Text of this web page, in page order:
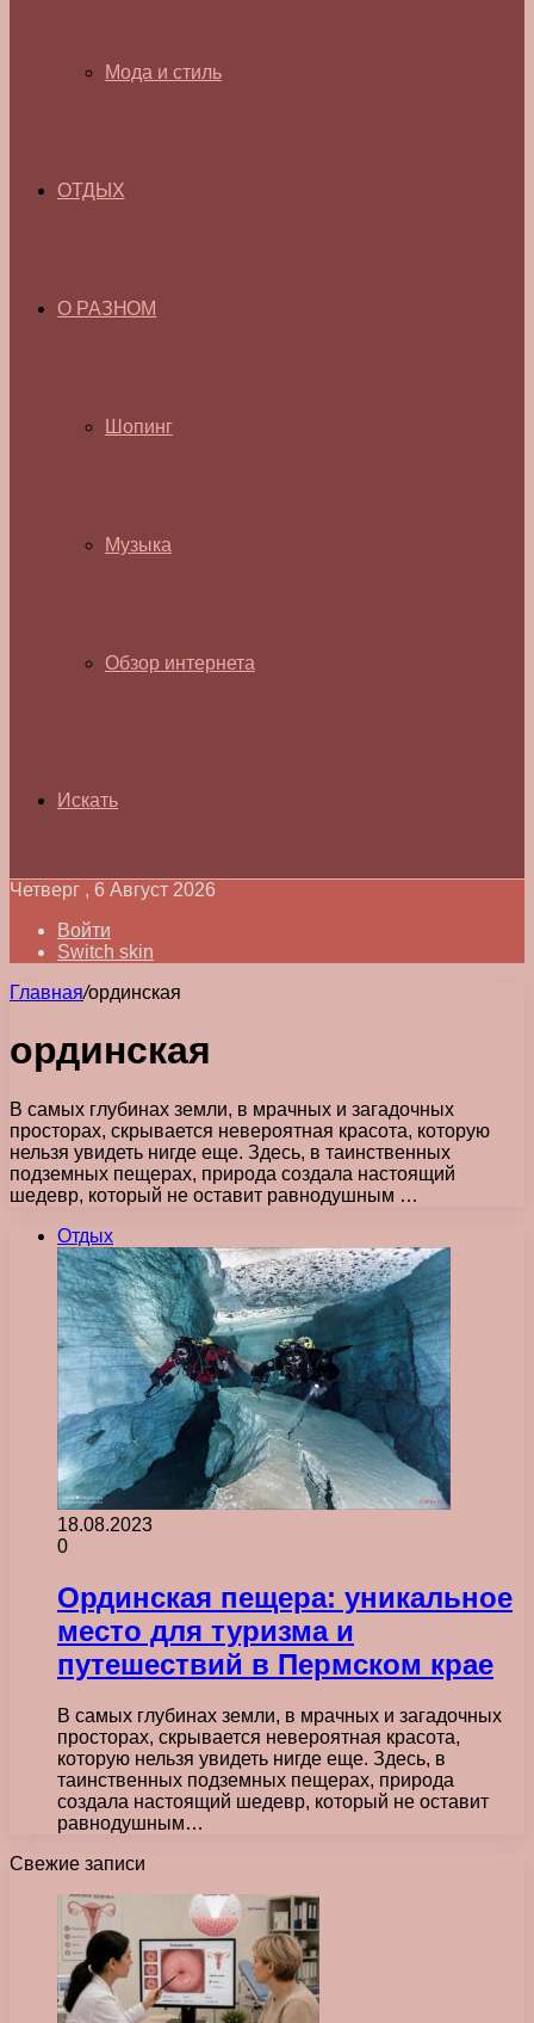
Мода и стиль
ОТДЫХ
О РАЗНОМ
Шопинг
Музыка
Обзор интернета
Искать
Четверг , 6 Август 2026
Войти
Switch skin
Главная/ординская
ординская
В самых глубинах земли, в мрачных и загадочных
просторах, скрывается невероятная красота, которую
нельзя увидеть нигде еще. Здесь, в таинственных
подземных пещерах, природа создала настоящий
шедевр, который не оставит равнодушным …
Отдых
18.08.2023
0
Ординская пещера: уникальное
место для туризма и
путешествий в Пермском крае
В самых глубинах земли, в мрачных и загадочных
просторах, скрывается невероятная красота,
которую нельзя увидеть нигде еще. Здесь, в
таинственных подземных пещерах, природа
создала настоящий шедевр, который не оставит
равнодушным…
Свежие записи